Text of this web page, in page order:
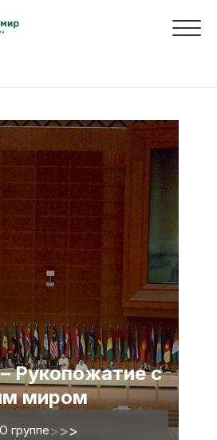
Рукопожатие с
миром
О группе>>>